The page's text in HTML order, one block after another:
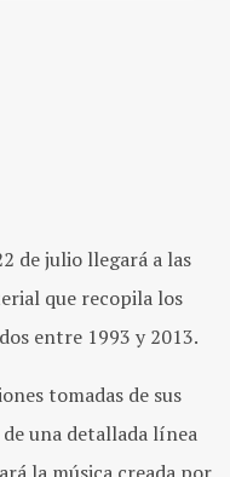
de julio llegará a las
que recopila los
entre 1993 y 2013.
tomadas de sus
de una detallada línea